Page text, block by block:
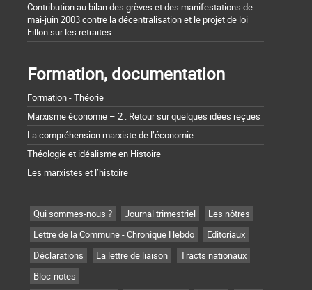
Contribution au bilan des grèves et des manifestations de
mai-juin 2003 contre la décentralisation et le projet de loi
Fillon sur les retraites
Formation, documentation
Formation - Théorie
Marxisme économie – 2 : Retour sur quelques idées reçues
La compréhension marxiste de l’économie
Théologie et idéalisme en Histoire
Les marxistes et l’histoire
Qui sommes-nous ? Journal trimestriel
Les nôtres
Lettre de la Commune - Chronique Hebdo
Editoriaux
Déclarations
La lettre de liaison
Tracts nationaux
Bloc-notes